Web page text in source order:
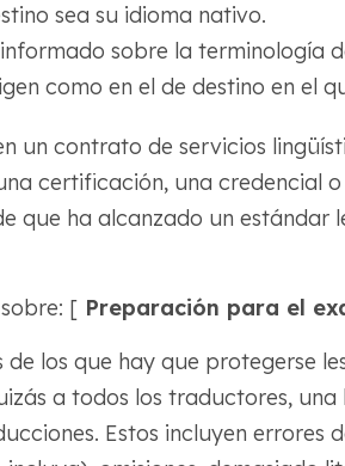
sea su idioma nativo.
sobre la terminología
como en el de destino en el
un contrato de servicios
certificación, una credencial
que ha alcanzado un estándar
[Preparación para el
de los que hay que protegerse
a todos los traductores,
Estos incluyen errores